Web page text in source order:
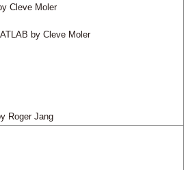
Cleve Moler
by Cleve Moler
Roger Jang